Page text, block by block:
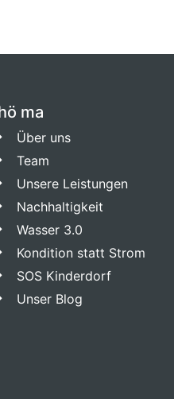
ma
Über uns
Team
Unsere Leistungen
Nachhaltigkeit
Wasser 3.0
Kondition statt Strom
SOS Kinderdorf
Unser Blog